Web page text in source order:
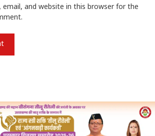
email, and website in this browser for the